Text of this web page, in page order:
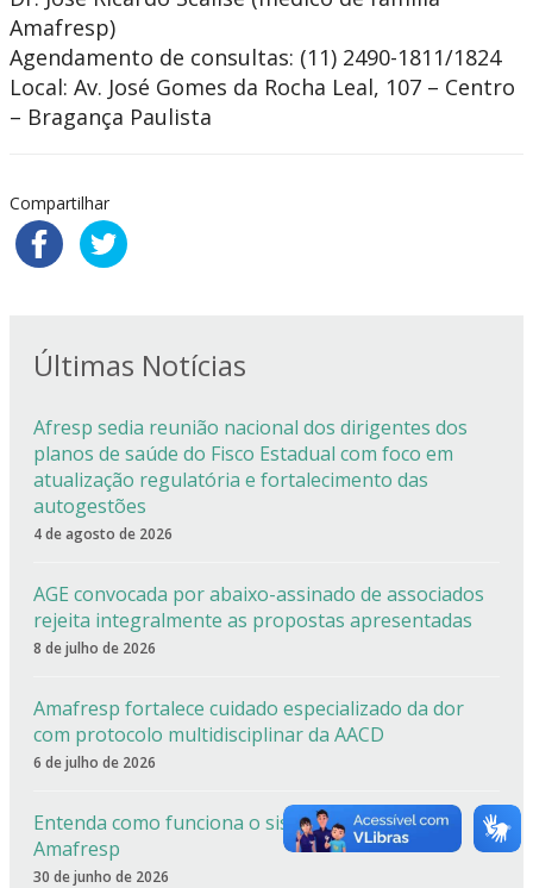
Amafresp)
Agendamento de consultas: (11) 2490-1811/1824
Local: Av. José Gomes da Rocha Leal, 107 – Centro
– Bragança Paulista
Compartilhar
Últimas Notícias
Afresp sedia reunião nacional dos dirigentes dos
planos de saúde do Fisco Estadual com foco em
atualização regulatória e fortalecimento das
autogestões
4 de agosto de 2026
AGE convocada por abaixo-assinado de associados
rejeita integralmente as propostas apresentadas
8 de julho de 2026
Amafresp fortalece cuidado especializado da dor
com protocolo multidisciplinar da AACD
6 de julho de 2026
Entenda como funciona o sistema de cotas da
Amafresp
30 de junho de 2026